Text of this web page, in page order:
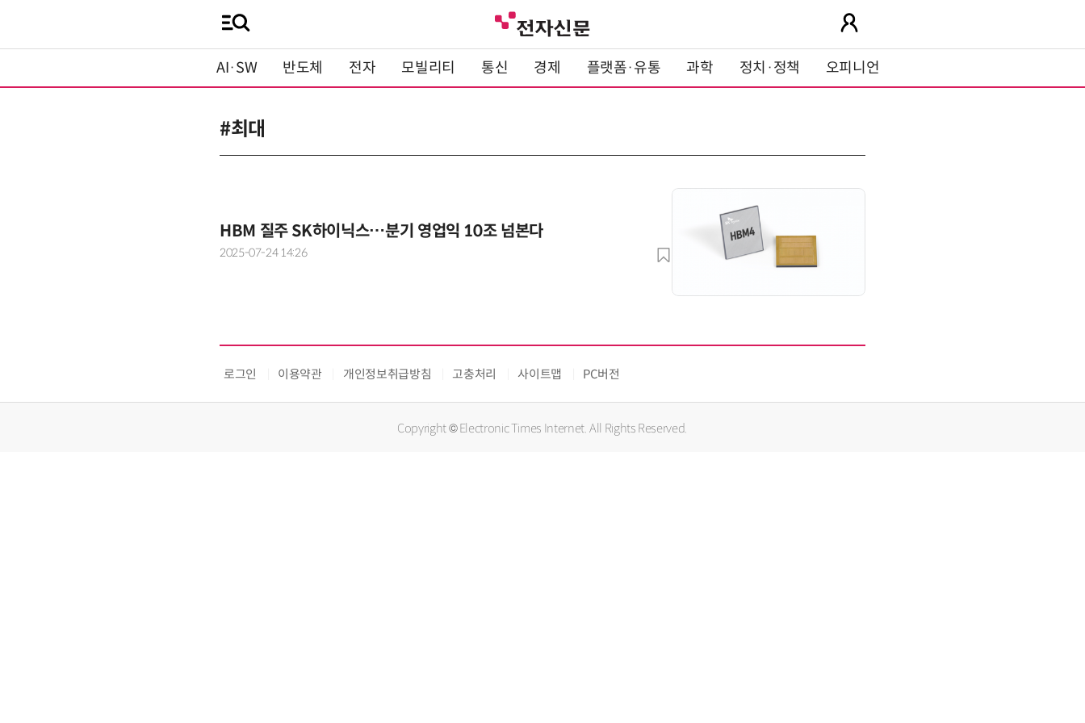
AI·SW 반도체 전자 모빌리티 통신 경제 플랫폼·유통 과학 정치·정책 오피니언
#최대
HBM 질주 SK하이닉스…분기 영업익 10조 넘본다
2025-07-24 14:26
로그인 이용약관 개인정보취급방침 고충처리 사이트맵 PC버전
Copyright © Electronic Times Internet. All Rights Reserved.